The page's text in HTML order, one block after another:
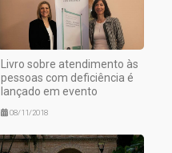
Livro sobre atendimento às
pessoas com deficiência é
lançado em evento
08/11/2018